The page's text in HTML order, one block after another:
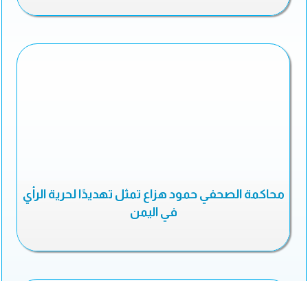
محاكمة الصحفي حمود هزاع تمثل تهديدًا لحرية الرأي
في اليمن